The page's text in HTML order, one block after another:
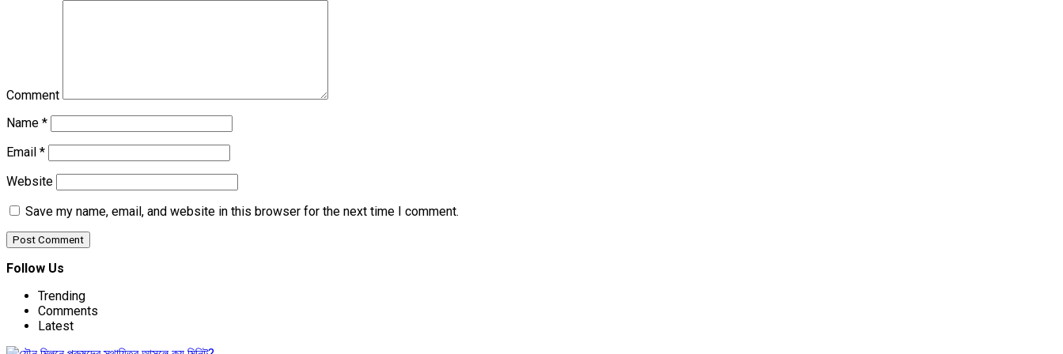
Comment
Name *
Email *
Website
Save my name, email, and website in this browser for the next time I comment.
Follow Us
Trending
Comments
Latest